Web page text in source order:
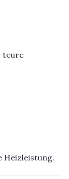
teure
Heizleistung.